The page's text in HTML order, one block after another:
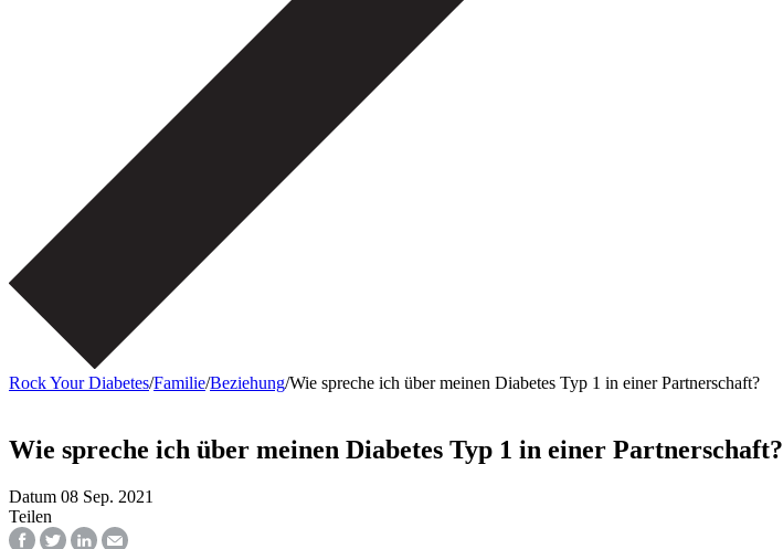
Rock Your Diabetes/Familie/Beziehung/Wie spreche ich über meinen Diabetes Typ 1 in einer Partnerschaft?
Wie spreche ich über meinen Diabetes Typ 1 in einer Partnerschaft?
Datum 08 Sep. 2021
Teilen